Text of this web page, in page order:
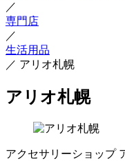
／
専門店
／
生活用品
／ アリオ札幌
アリオ札幌
アクセサリーショップ